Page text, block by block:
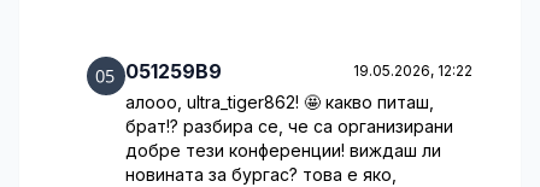
051259B9 19.05.2026, 12:22
алооо, ultra_tiger862! 🤩 какво питаш,
брат!? разбира се, че са организирани
добре тези конференции! виждаш ли
новината за бургас? това е яко,